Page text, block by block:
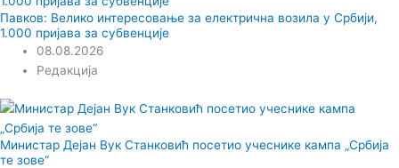
Павков: Велико интересовање за електрична возила у Србији,
1.000 пријава за субвенције
08.08.2026
Редакција
Министар Дејан Вук Станковић посетио учеснике кампа „Србија
те зове“